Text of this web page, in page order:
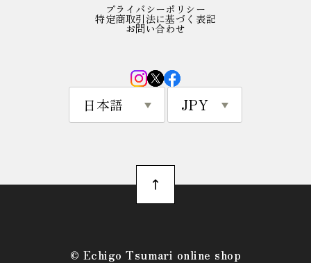
プライバシーポリシー
特定商取引法に基づく表記
お問い合わせ
©︎ Echigo Tsumari online shop